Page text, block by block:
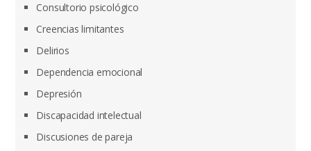
Consultorio psicológico
Creencias limitantes
Delirios
Dependencia emocional
Depresión
Discapacidad intelectual
Discusiones de pareja